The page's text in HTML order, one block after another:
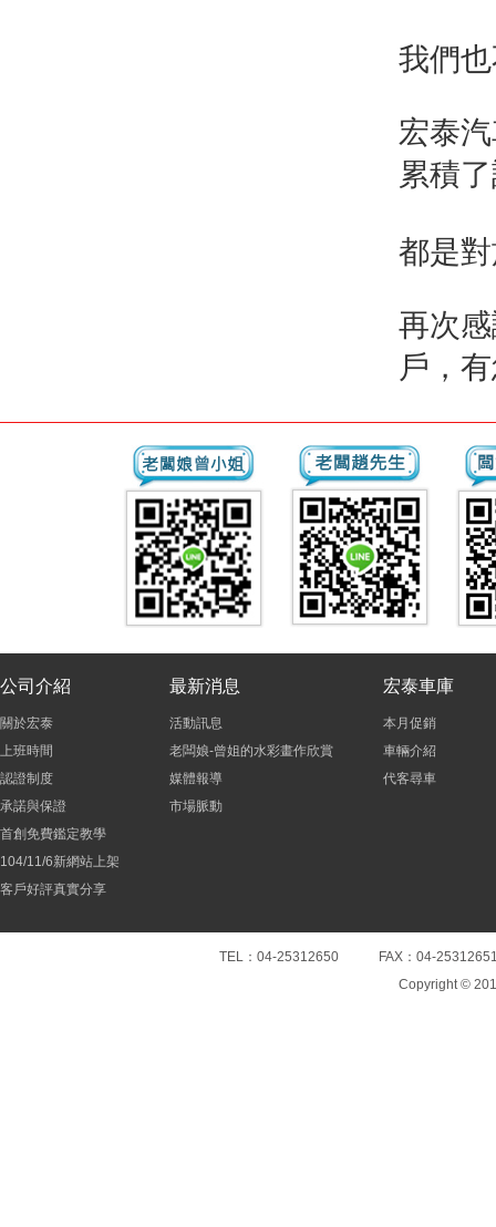
我們
宏泰
累積
都是
再次
戶，
公司介紹
關於宏泰
上班時間
認證制度
承諾與保證
首創免費鑑定教學
104/11/6新網站上架
客戶好評真實分享
最新消息
活動訊息
老闆娘-曾姐的水彩畫作欣賞
媒體報導
市場脈動
宏泰車庫
本月促銷
車輛介紹
代客尋車
TEL：04-25312650 FAX：04-25312651
Copyright ©